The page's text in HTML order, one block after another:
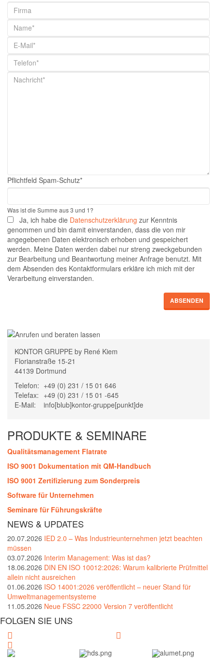
Pflichtfeld Spam-Schutz*
Was ist die Summe aus 3 und 1?
Ja, ich habe die Datenschutzerklärung zur Kenntnis
genommen und bin damit einverstanden, dass die von mir
angegebenen Daten elektronisch erhoben und gespeichert
werden. Meine Daten werden dabei nur streng zweckgebunden
zur Bearbeitung und Beantwortung meiner Anfrage benutzt. Mit
dem Absenden des Kontaktformulars erkläre ich mich mit der
Verarbeitung einverstanden.
ABSENDEN
KONTOR GRUPPE by René Kiem
Florianstraße 15-21
44139 Dortmund
Telefon: +49 (0) 231 / 15 01 646
Telefax: +49 (0) 231 / 15 01 -645
E-Mail:
info[blub]kontor-gruppe[punkt]de
PRODUKTE & SEMINARE
Qualitätsmanagement Flatrate
ISO 9001 Dokumentation mit QM-Handbuch
ISO 9001 Zertifizierung zum Sonderpreis
Software für Unternehmen
Seminare für Führungskräfte
NEWS & UPDATES
20.07.2026 IED 2.0 – Was Industrieunternehmen jetzt beachten
müssen
03.07.2026 Interim Management: Was ist das?
18.06.2026 DIN EN ISO 10012:2026: Warum kalibrierte Prüfmittel
allein nicht ausreichen
01.06.2026 ISO 14001:2026 veröffentlicht – neuer Stand für
Umweltmanagementsysteme
11.05.2026 Neue FSSC 22000 Version 7 veröffentlicht
FOLGEN SIE UNS